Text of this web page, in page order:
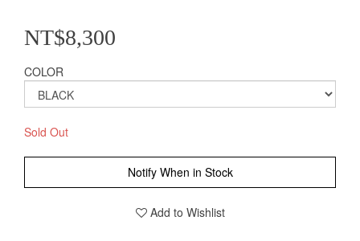
NT$8,300
COLOR
Sold Out
Notify When in Stock
Add to Wishlist